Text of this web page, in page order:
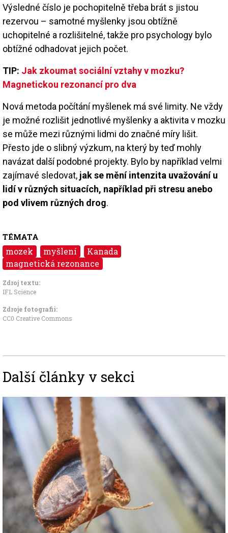
Výsledné číslo je pochopitelně třeba brát s jistou
rezervou – samotné myšlenky jsou obtížně
uchopitelné a rozlišitelné, takže pro psychology bylo
obtížné odhadovat jejich počet.
TIP: Jak zkoumat sociální vztahy v mozku?
Magnetickou rezonancí pro dva
Nová metoda počítání myšlenek má své limity. Ne vždy
je možné rozlišit jednotlivé myšlenky a aktivita v mozku
se může mezi různými lidmi do značné míry lišit.
Přesto jde o slibný výzkum, na který by teď mohly
navázat další podobné projekty. Bylo by například velmi
zajímavé sledovat, jak se mění intenzita uvažování u
lidí v různých situacích, například při stresu anebo
pod vlivem různých drog.
TÉMATA
mozek myšlení
Kanada
magnetická rezonance
Zdroj textu:
IFL Science
Zdroje fotografii:
CC0 Creative Commons
Další články v sekci
Image